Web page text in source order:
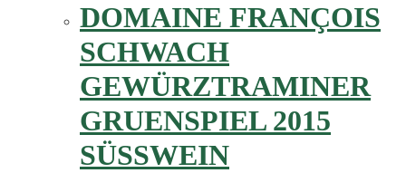
DOMAINE FRANÇOIS
SCHWACH
GEWÜRZTRAMINER
GRUENSPIEL 2015
SÜSSWEIN